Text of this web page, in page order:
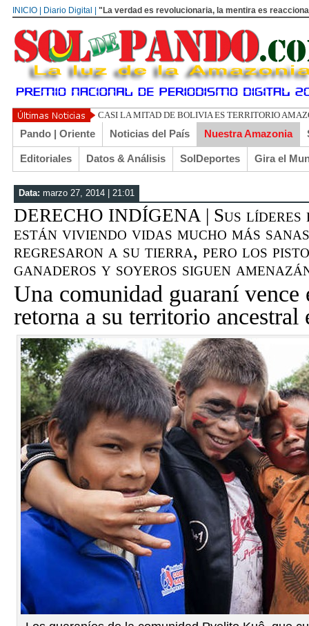
INICIO | Diario Digital | "La verdad es revolucionaria, la mentira es
UN LIBERTARIO LLAMADO
Pando | Oriente Noticias del País Nuestra Amazonia
Editoriales Datos & Análisis SolDeportes Gira el
Data: marzo 27, 2014 | 21:01
DERECHO INDÍGENA | Sus líderes
están viviendo vidas mucho más
regresaron a su tierra, pero los
ganaderos y soyeros siguen
Una comunidad guaraní vence
retorna a su territorio ancestral